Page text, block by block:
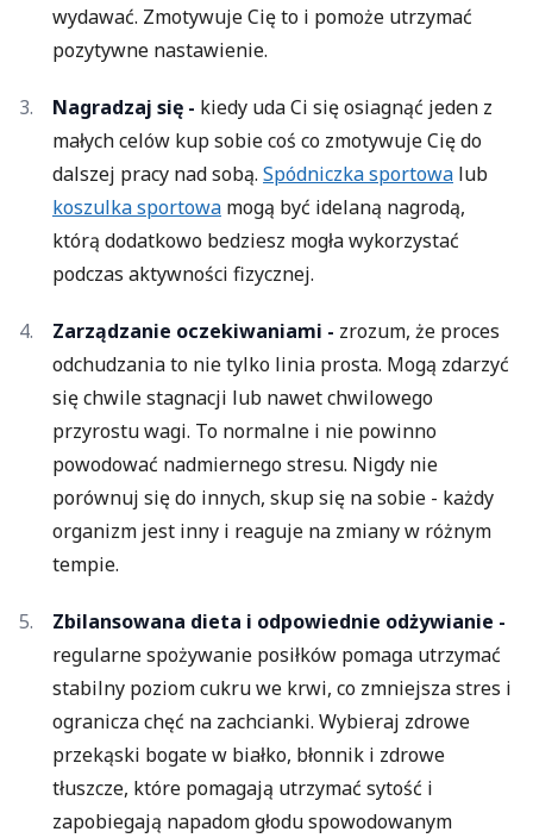
wydawać. Zmotywuje Cię to i pomoże utrzymać
pozytywne nastawienie.
Nagradzaj się - kiedy uda Ci się osiagnąć jeden z
małych celów kup sobie coś co zmotywuje Cię do
dalszej pracy nad sobą. Spódniczka sportowa lub
koszulka sportowa mogą być idelaną nagrodą,
którą dodatkowo bedziesz mogła wykorzystać
podczas aktywności fizycznej.
Zarządzanie oczekiwaniami - zrozum, że proces
odchudzania to nie tylko linia prosta. Mogą zdarzyć
się chwile stagnacji lub nawet chwilowego
przyrostu wagi. To normalne i nie powinno
powodować nadmiernego stresu. Nigdy nie
porównuj się do innych, skup się na sobie - każdy
organizm jest inny i reaguje na zmiany w różnym
tempie.
Zbilansowana dieta i odpowiednie odżywianie -
regularne spożywanie posiłków pomaga utrzymać
stabilny poziom cukru we krwi, co zmniejsza stres i
ogranicza chęć na zachcianki. Wybieraj zdrowe
przekąski bogate w białko, błonnik i zdrowe
tłuszcze, które pomagają utrzymać sytość i
zapobiegają napadom głodu spowodowanym